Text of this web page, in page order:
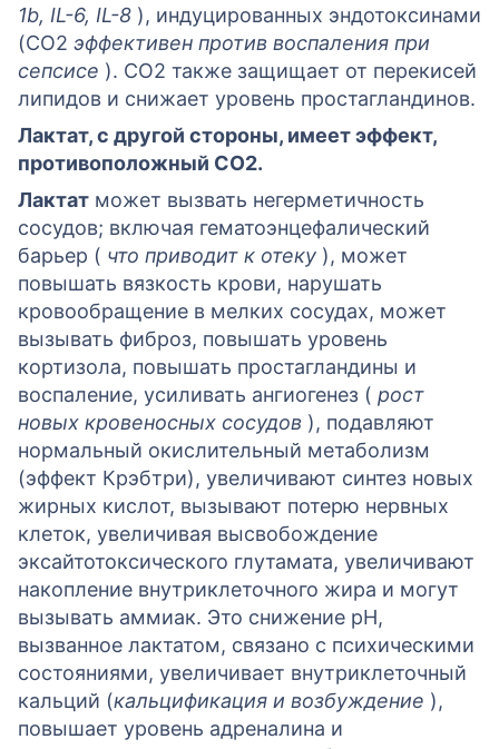
1b, IL-6, IL-8 ), индуцированных эндотоксинами
(CO2 эффективен против воспаления при
сепсисе ). CO2 также защищает от перекисей
липидов и снижает уровень простагландинов.
Лактат, с другой стороны, имеет эффект,
противоположный CO2.
Лактат может вызвать негерметичность
сосудов; включая гематоэнцефалический
барьер ( что приводит к отеку ), может
повышать вязкость крови, нарушать
кровообращение в мелких сосудах, может
вызывать фиброз, повышать уровень
кортизола, повышать простагландины и
воспаление, усиливать ангиогенез ( рост
новых кровеносных сосудов ), подавляют
нормальный окислительный метаболизм
(эффект Крэбтри), увеличивают синтез новых
жирных кислот, вызывают потерю нервных
клеток, увеличивая высвобождение
эксайтотоксического глутамата, увеличивают
накопление внутриклеточного жира и могут
вызывать аммиак. Это снижение рН,
вызванное лактатом, связано с психическими
состояниями, увеличивает внутриклеточный
кальций (кальцификация и возбуждение ),
повышает уровень адреналина и